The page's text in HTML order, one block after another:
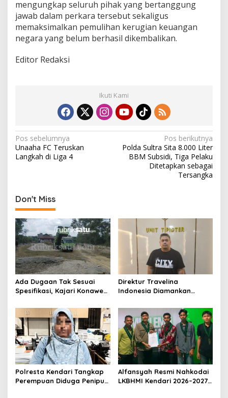
mengungkap seluruh pihak yang bertanggung
jawab dalam perkara tersebut sekaligus
memaksimalkan pemulihan kerugian keuangan
negara yang belum berhasil dikembalikan.
Editor Redaksi
Ikuti Kami
N
a
g
a
s
i
p
o
s
Pos sebelumnya
Unaaha FC Teruskan
Langkah di Liga 4
Pos berikutnya
Polda Sultra Sita 8.000 Liter
BBM Subsidi, Tiga Pelaku
Ditetapkan sebagai
Tersangka
Don't Miss
Ada Dugaan Tak Sesuai
Spesifikasi, Kajari Konawe
Rupbasan Rp1,9 Miliar
Dihentikan
Direktur Travelina
Indonesia Diamankan
Penelantaran Jemaah
Umrah Masuk Babak Baru
Polresta Kendari Tangkap
Perempuan Diduga Penipu
Alfansyah Resmi Nahkodai
LKBHMI Kendari 2026–2027,